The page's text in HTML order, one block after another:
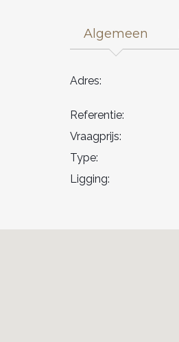
Algemeen
Adres:
Referentie:
Vraagprijs:
Type:
Ligging: